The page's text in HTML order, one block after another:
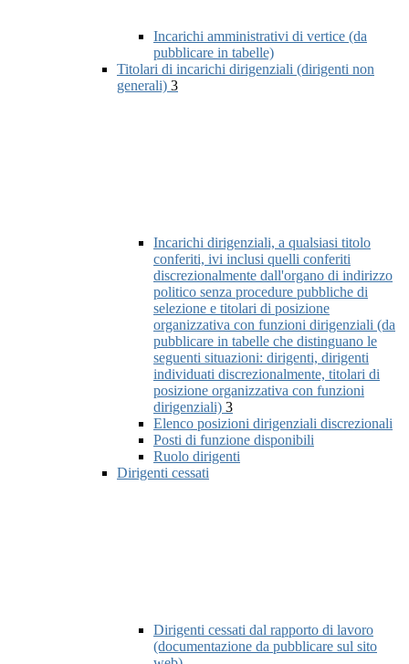
Incarichi amministrativi di vertice (da
pubblicare in tabelle)
Titolari di incarichi dirigenziali (dirigenti non
generali) 3
Incarichi dirigenziali, a qualsiasi titolo
conferiti, ivi inclusi quelli conferiti
discrezionalmente dall'organo di indirizzo
politico senza procedure pubbliche di
selezione e titolari di posizione
organizzativa con funzioni dirigenziali (da
pubblicare in tabelle che distinguano le
seguenti situazioni: dirigenti, dirigenti
individuati discrezionalmente, titolari di
posizione organizzativa con funzioni
dirigenziali) 3
Elenco posizioni dirigenziali discrezionali
Posti di funzione disponibili
Ruolo dirigenti
Dirigenti cessati
Dirigenti cessati dal rapporto di lavoro
(documentazione da pubblicare sul sito